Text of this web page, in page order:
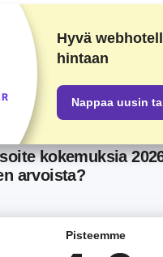
huolellisen
perusteella, mutta otamme
sekä omat kaupalliset
Mainosseloste .
kokemuksia
arvoista?
Pisteemme
Hyvä
hintaan
Nappaa uusin